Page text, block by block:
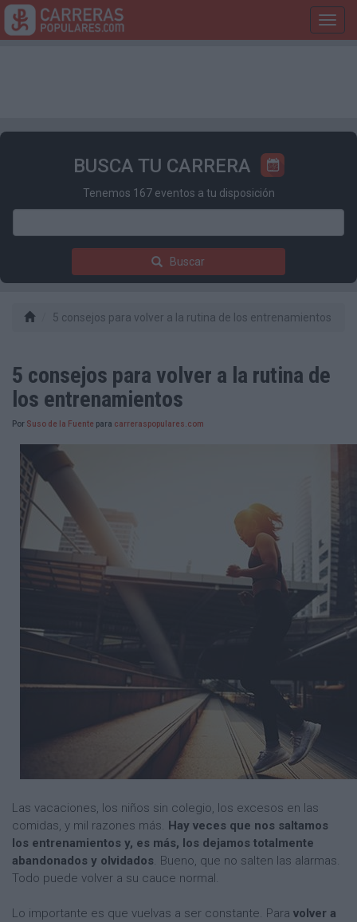
BUSCA TU CARRERA
Tenemos 167 eventos a tu disposición
Buscar
5 consejos para volver a la rutina de los entrenamientos
5 consejos para volver a la rutina de
los entrenamientos
Por Suso de la Fuente para carreraspopulares.com
Las vacaciones, los niños sin colegio, los excesos en las
comidas, y mil razones más. Hay veces que nos saltamos
los entrenamientos y, es más, los dejamos totalmente
abandonados y olvidados. Bueno, que no salten las alarmas.
Todo puede volver a su cauce normal.
Lo importante es que vuelvas a ser constante. Para volver a